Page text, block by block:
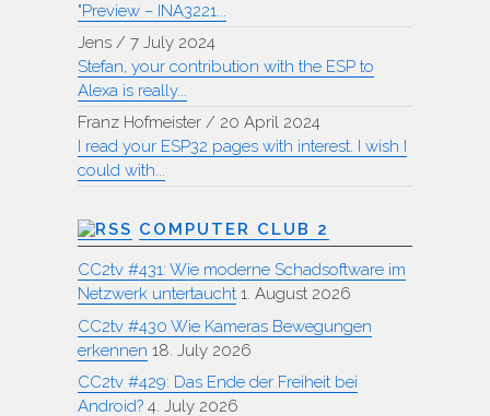
"Preview – INA3221...
Jens / 7 July 2024
Stefan, your contribution with the ESP to
Alexa is really...
Franz Hofmeister / 20 April 2024
I read your ESP32 pages with interest. I wish I
could with...
COMPUTER CLUB 2
CC2tv #431: Wie moderne Schadsoftware im
Netzwerk untertaucht 1. August 2026
CC2tv #430 Wie Kameras Bewegungen
erkennen 18. July 2026
CC2tv #429: Das Ende der Freiheit bei
Android? 4. July 2026